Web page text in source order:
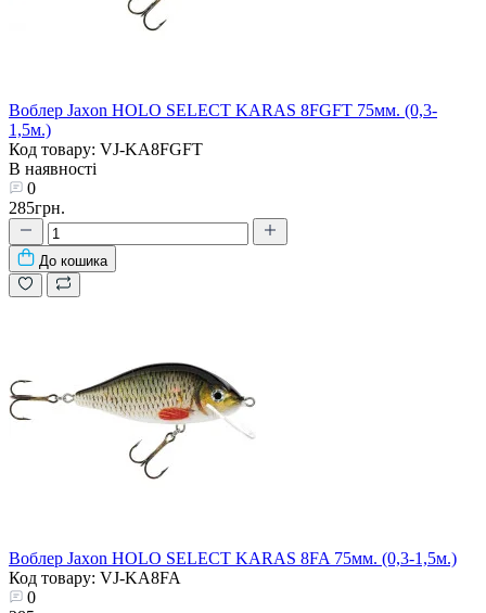
Воблер Jaxon HOLO SELECT KARAS 8FGFT 75мм. (0,3-
1,5м.)
Код товару: VJ-KA8FGFT
В наявності
0
285грн.
До кошика
Воблер Jaxon HOLO SELECT KARAS 8FA 75мм. (0,3-1,5м.)
Код товару: VJ-KA8FA
0